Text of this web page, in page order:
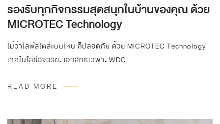
รองรับทุกกิจกรรมสุดสนุกในบ้านของคุณ ด้วย
MICROTEC Technology
ไม่ว่าไลฟ์สไตล์แบบไหน ก็ปลอดภัย ด้วย MICROTEC Technology
เทคโนโลยีอัจฉริยะ เอกสิทธิเฉพาะ WDC…
READ MORE